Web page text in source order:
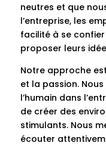
neutres et que
l’entreprise, les
facilité à se
proposer leurs
Notre approche
et la passion.
l’humain dans
de créer des
stimulants. Nous
écouter